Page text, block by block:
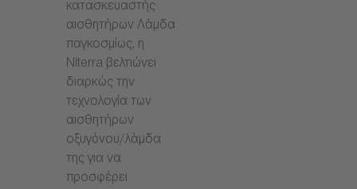
κατασκευαστής
αισθητήρων Λάμδα
παγκοσμίως, η
Niterra βελτιώνει
διαρκώς την
τεχνολογία των
αισθητήρων
οξυγόνου/λάμδα
της για να
προσφέρει